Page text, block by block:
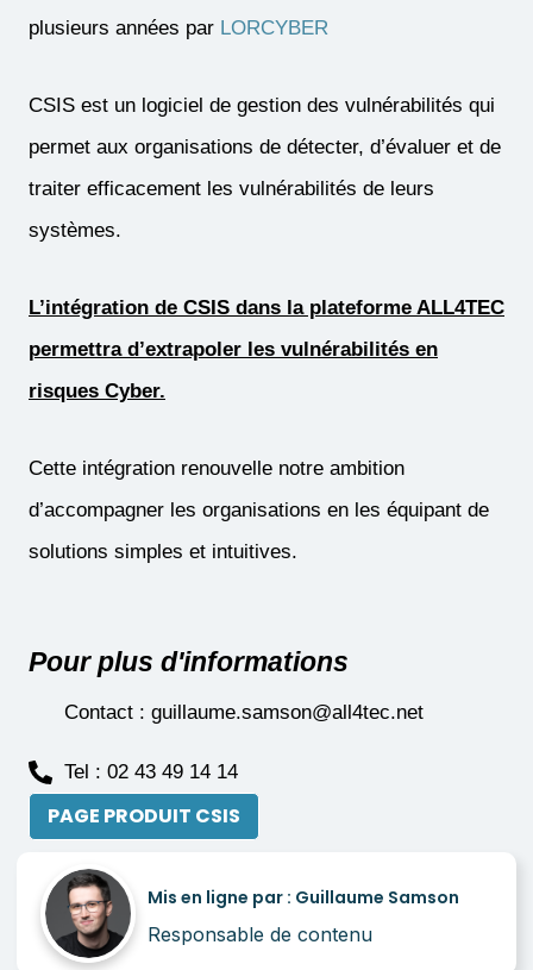
plusieurs années par LORCYBER
CSIS est un logiciel de gestion des vulnérabilités qui
permet aux organisations de détecter, d’évaluer et de
traiter efficacement les vulnérabilités de leurs
systèmes.
L’intégration de CSIS dans la plateforme ALL4TEC
permettra d’extrapoler les vulnérabilités en
risques Cyber.
Cette intégration renouvelle notre ambition
d’accompagner les organisations en les équipant de
solutions simples et intuitives.
Pour plus d'informations
Contact : guillaume.samson@all4tec.net
Tel : 02 43 49 14 14
PAGE PRODUIT CSIS
Mis en ligne par : Guillaume Samson
Responsable de contenu